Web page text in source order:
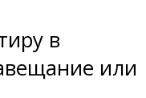
в
или